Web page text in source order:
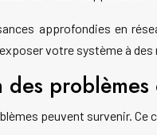
approfondies en
votre système à des
peuvent survenir.